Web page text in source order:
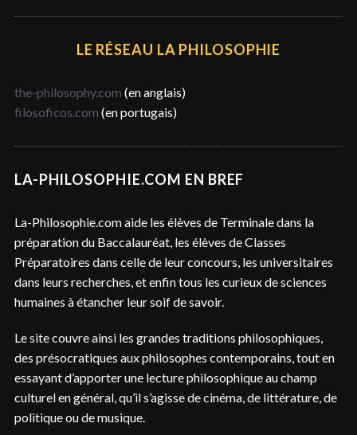
LE RÉSEAU LA PHILOSOPHIE
the-philosophy.com (en anglais)
filosoficos.com (en portugais)
LA-PHILOSOPHIE.COM EN BREF
La-Philosophie.com aide les élèves de Terminale dans la
préparation du Baccalauréat, les élèves de Classes
Préparatoires dans celle de leur concours, les universitaires
dans leurs recherches, et enfin tous les curieux de sciences
humaines à étancher leur soif de savoir.
Le site couvre ainsi les grandes traditions philosophiques,
des présocratiques aux philosophes contemporains, tout en
essayant d’apporter une lecture philosophique au champ
culturel en général, qu’il s’agisse de cinéma, de littérature, de
politique ou de musique.